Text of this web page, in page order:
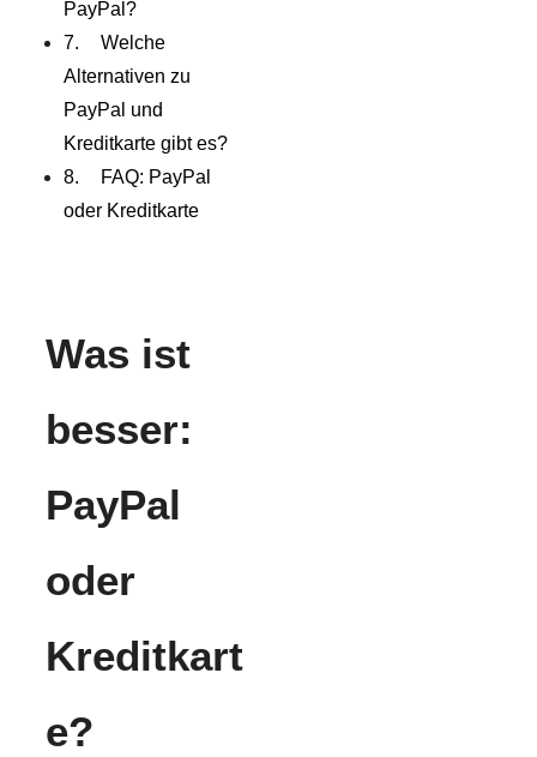
PayPal?
Welche
Alternativen zu
PayPal und
Kreditkarte gibt es?
FAQ: PayPal
oder Kreditkarte
Was ist
besser:
PayPal
oder
Kreditkart
e?